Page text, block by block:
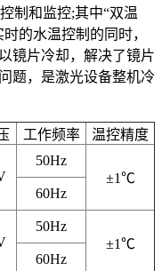
制和监控;其中“双温
的水温控制的同时，
镜片冷却，解决了镜片
题，是激光设备整机冷
工作频率 温控精度
50Hz
±1℃
60Hz
50Hz
±1℃
60Hz